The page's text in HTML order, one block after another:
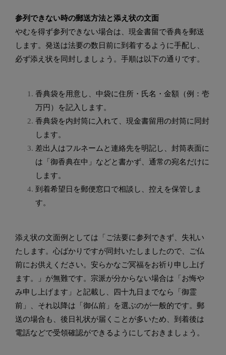
参列できない時の郵送方法と添え状の文面
やむを得ず参列できない場合は、現金書留で香典を郵送
します。発送は法要の数日前に到着するように手配し、
必ず添え状を同封しましょう。手順は以下の通りです。
香典袋を用意し、中袋に住所・氏名・金額（例：壱
万円）を記入します。
香典袋を内封筒に入れて、現金書留用の封筒に同封
します。
差出人はフルネームと連絡先を明記し、封筒表面に
は「御香典在中」などと書かず、通常の宛名だけに
します。
到着希望日を郵便窓口で相談し、控えを保管しま
す。
添え状の文面例としては「ご法要に参列できず、失礼い
たします。心ばかりですが同封いたしましたので、ご仏
前にお供えください。安らかなご冥福をお祈り申し上げ
ます。」が無難です。宗派が分からない場合は「お悔や
み申し上げます」と記載し、四十九日までなら「御霊
前」、それ以降は「御仏前」を選ぶのが一般的です。郵
送の場合も、後日礼状が届くことが多いため、到着後は
電話などで受領確認ができるようにしておきましょう。